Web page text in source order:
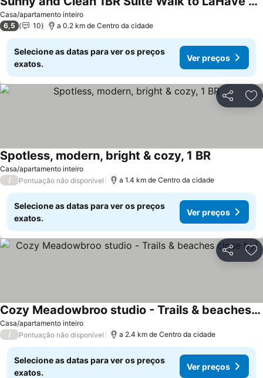
Casa/apartamento inteiro
6,5 10 a 0.2 km de Centro da cidade
Selecione as datas para ver os preços
exatos.
Ver preços
Partilhar
Casa/apartamento inteiro
Spotless, modern, bright & cozy, 1 BR
/ Pontuação não disponível a 1.4 km de Centro da cidade
Selecione as datas para ver os preços
exatos.
Ver preços
Partilhar
Casa/apartamento inteiro
Cozy Meadowbroo studio - Trails & beaches close by!
/ Pontuação não disponível a 2.4 km de Centro da cidade
Selecione as datas para ver os preços
exatos.
Ver preços